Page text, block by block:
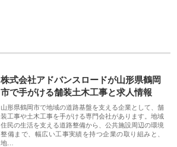
株式会社アドバンスロードが山形県鶴岡
市で手がける舗装土木工事と求人情報
山形県鶴岡市で地域の道路基盤を支える企業として、舗
装工事や土木工事を手がける専門会社があります。地域
住民の生活を支える道路整備から、公共施設周辺の環境
整備まで、幅広い工事実績を持つ企業の取り組みと、
地…